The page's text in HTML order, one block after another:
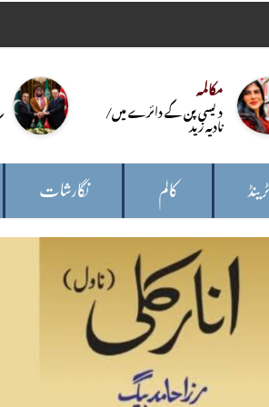
مکالمہ
دیسی پن کے دائرے میں/
نادیہ زید
کالم نگارشات